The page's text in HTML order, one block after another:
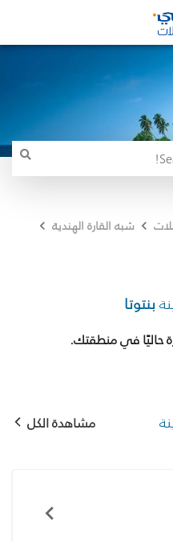
شبه القارة الهندية
بنتوتا
حاليًا في منطقتك.
مشاهدة الكل